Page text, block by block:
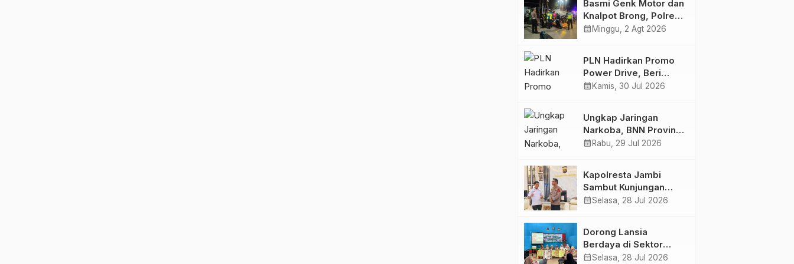
Semakin Skena
Basmi Genk Motor dan
Knalpot Brong, Polres
Tanjab Barat Amankan
calendar_month Minggu, 2 Agt 2026
PLN Hadirkan Promo
Power Drive, Beri
Diskon Tambah Daya
calendar_month Kamis, 30 Jul 2026
Ungkap Jaringan
Narkoba, BNN Provinsi
Jambi dan Bea Cukai
Butir Ekstasi dan 146
Gram Sabu
calendar_month Rabu, 29 Jul 2026
Kapolresta Jambi
Sambut Kunjungan
Ketua dan Pengurus
Kolaborasi
calendar_monthSelasa, 28 Jul 2026
Dorong Lansia
Berdaya di Sektor
Hijau, Pertamina EP
calendar_monthSelasa, 28 Jul 2026